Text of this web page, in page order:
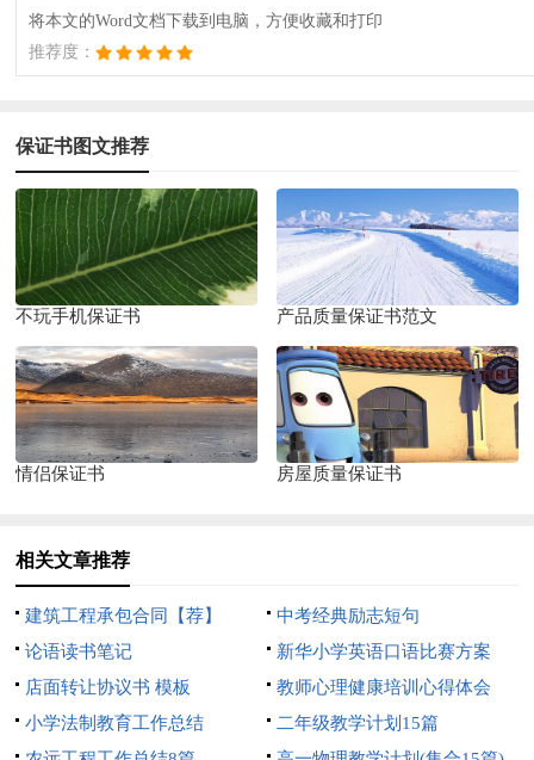
将本文的Word文档下载到电脑，方便收藏和打印
推荐度：
保证书图文推荐
不玩手机保证书 产品质量保证书范文
情侣保证书 房屋质量保证书
相关文章推荐
建筑工程承包合同【荐】
中考经典励志短句
论语读书笔记
新华小学英语口语比赛方案
店面转让协议书 模板
教师心理健康培训心得体会
小学法制教育工作总结
二年级教学计划15篇